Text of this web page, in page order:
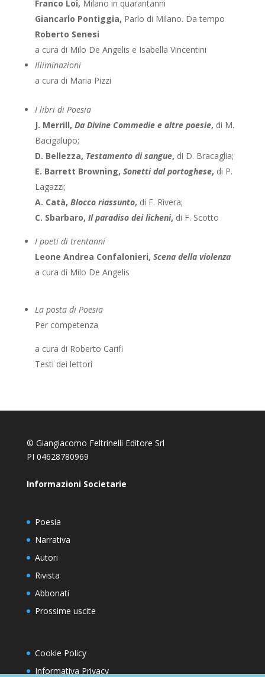
Franco Loi, Milano in quarantanni
Giancarlo Pontiggia, Parlo di Milano. Da tempo
Roberto Senesi
a cura di Milo De Angelis e Isabella Vincentini
Illiminazioni
a cura di Maria Pizzi
I libri di Poesia
J. Merrill, Da Divine Commedie e altre poesie, di M.
Bacigalupo;
D. Bellezza, Testamento di sangue, di D. Bracaglia;
E. Barrett Browning, Sonetti dal portoghese, di P.
Lagazzi;
A. Catà, Blocco riassunto, di F. Rivera;
C. Sbarbaro, Il paradiso dei licheni, di F. Scotto
I poeti di trentanni
Leone Andrea Confalonieri, Scena della violenza
a cura di Milo De Angelis
La posta di Poesia
Per competenza
a cura di Roberto Carifi
Testi dei lettori
© Giangiacomo Feltrinelli Editore Srl
PI 04628780969
Informazioni Societarie
Poesia
Narrativa
Autori
Rivista
Abbonati
Prossime uscite
Cookie Policy
Informativa Privacy